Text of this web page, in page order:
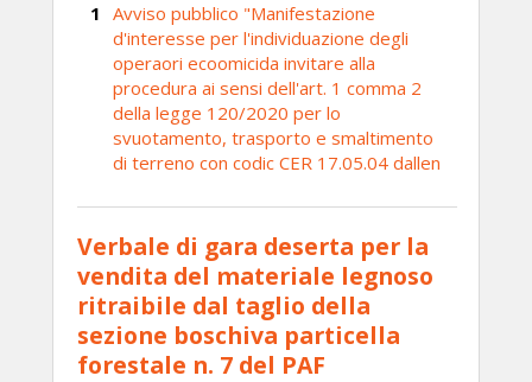
Avviso pubblico "Manifestazione
d'interesse per l'individuazione degli
operaori ecoomicida invitare alla
procedura ai sensi dell'art. 1 comma 2
della legge 120/2020 per lo
svuotamento, trasporto e smaltimento
di terreno con codic CER 17.05.04 dallen
Verbale di gara deserta per la
vendita del materiale legnoso
ritraibile dal taglio della
sezione boschiva particella
forestale n. 7 del PAF